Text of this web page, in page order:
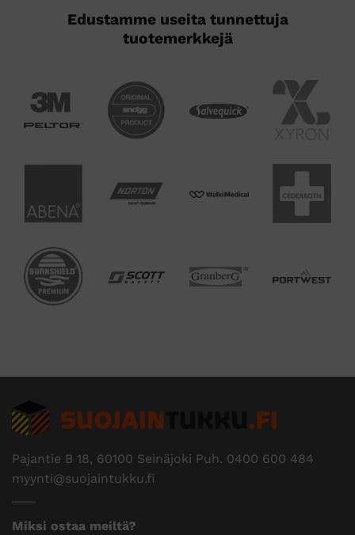
Edustamme useita tunnettuja
tuotemerkkejä
Pajantie B 18, 60100 Seinäjoki Puh. 0400 600 484
myynti@suojaintukku.fi
Miksi ostaa meiltä?